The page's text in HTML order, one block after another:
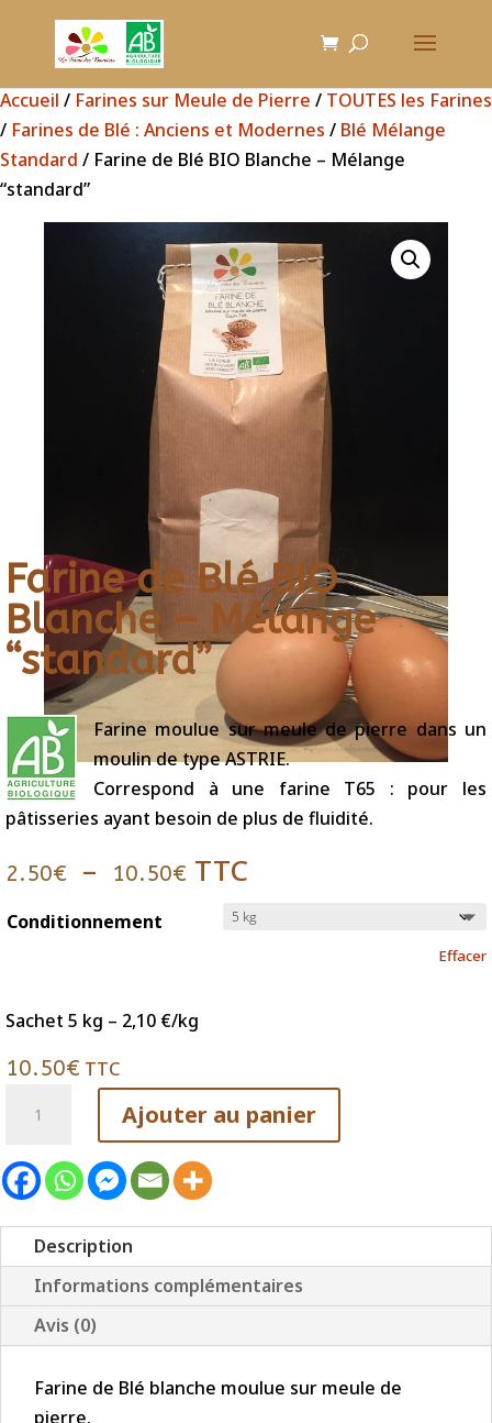
Accueil / Farines sur Meule de Pierre / TOUTES les Farines
/ Farines de Blé : Anciens et Modernes / Blé Mélange
Standard / Farine de Blé BIO Blanche – Mélange
“standard”
Farine de Blé BIO
Blanche – Mélange
“standard”
Farine moulue sur meule de pierre dans un
moulin de type ASTRIE.
Correspond à une farine T65 : pour les
pâtisseries ayant besoin de plus de fluidité.
2.50€ – 10.50€Plage
prix :
10.50€
TTC
Conditionnement
Effacer
Sachet 5 kg – 2,10 €/kg
10.50€ TTC
Farine
de
BIO
Blanche
–
Mélange
Ajouter au panier
Description
Informations complémentaires
Avis (0)
Farine de Blé blanche moulue sur meule de
pierre.